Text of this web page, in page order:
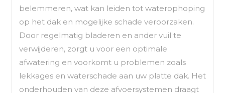
belemmeren, wat kan leiden tot waterophoping
op het dak en mogelijke schade veroorzaken.
Door regelmatig bladeren en ander vuil te
verwijderen, zorgt u voor een optimale
afwatering en voorkomt u problemen zoals
lekkages en waterschade aan uw platte dak. Het
onderhouden van deze afvoersystemen draagt